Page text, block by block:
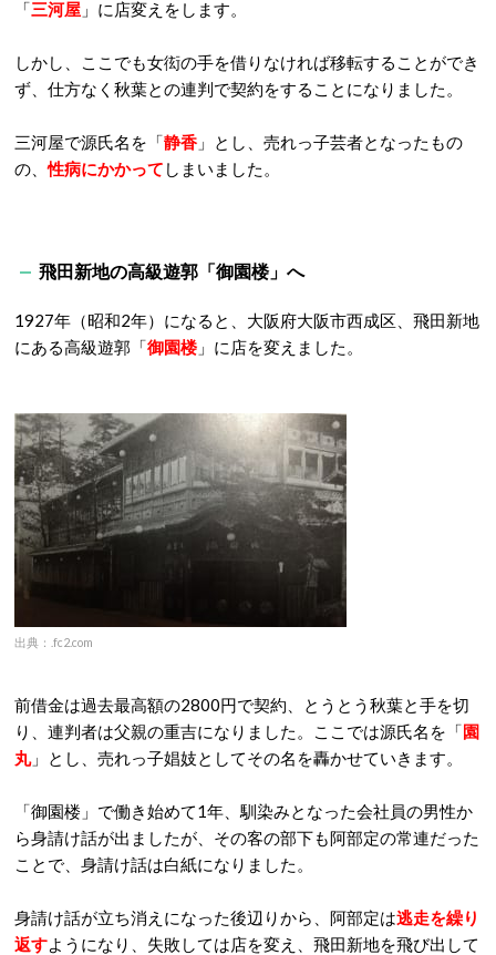
「三河屋 」に店変えをします。
しかし、ここでも女衒の手を借りなければ移転することができ
ず、仕方なく秋葉との連判で契約をすることになりました。
三河屋で源氏名を「静香 」とし、売れっ子芸者となったもの
の、性病にかかって しまいました。
飛田新地の高級遊郭「御園楼」へ
1927年（昭和2年）になると、大阪府大阪市西成区、飛田新地
にある高級遊郭「御園楼 」に店を変えました。
出典：.fc2.com
前借金は過去最高額の2800円で契約、とうとう秋葉と手を切
り、連判者は父親の重吉になりました。ここでは源氏名を「園
丸 」とし、売れっ子娼妓としてその名を轟かせていきます。
「御園楼」で働き始めて1年、馴染みとなった会社員の男性か
ら身請け話が出ましたが、その客の部下も阿部定の常連だった
ことで、身請け話は白紙になりました。
身請け話が立ち消えになった後辺りから、阿部定は逃走を繰り
返す ようになり、失敗しては店を変え、飛田新地を飛び出して